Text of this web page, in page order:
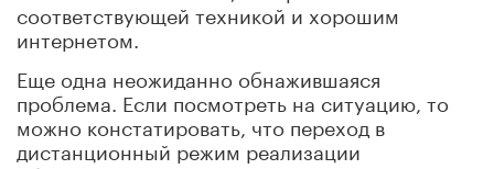
соответствующей техникой и хорошим
интернетом.
Еще одна неожиданно обнажившаяся
проблема. Если посмотреть на ситуацию, то
можно констатировать, что переход в
дистанционный режим реализации